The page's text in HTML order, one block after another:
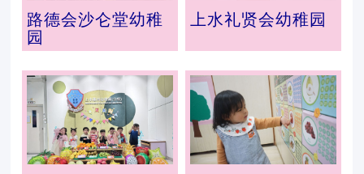
路德会沙仑堂幼稚
园
上水礼贤会幼稚园